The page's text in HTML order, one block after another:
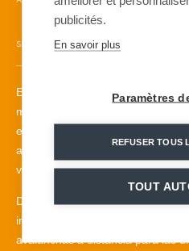
SIN EXPLOSIVOS
En Chamonix, la Compagnie du
más de cien pistas de esquí y
en los diferentes complejos
atención especial para garantizar
visitantes como del personal
Desde hace casi 25 años, MND
instalación regular de sistemas
avalanchas a distancia para las
publicités.
En savoir plus
Paramètres
REFUSER TOUS
TOUT